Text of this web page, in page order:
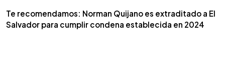
Te recomendamos: Norman Quijano es extraditado a El
Salvador para cumplir condena establecida en 2024